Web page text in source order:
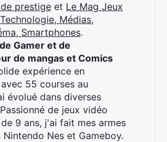
prestige et Le Mag Jeux
Médias,
Smartphones.
Gamer et de
de mangas et Comics
expérience en
55 courses au
évolué dans diverses
de jeux vidéo
9 ans, j'ai fait mes armes
Nintendo Nes et Gameboy.